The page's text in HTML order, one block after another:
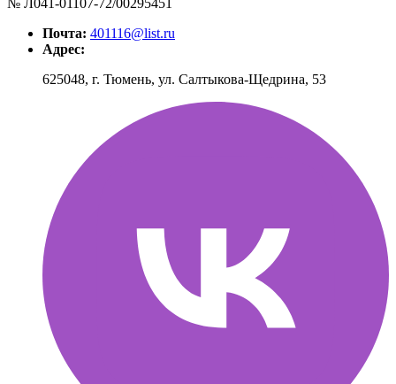
№ Л041-01107-72/00295451
Почта: 401116@list.ru
Адрес:
625048, г. Тюмень, ул. Салтыкова-Щедрина, 53